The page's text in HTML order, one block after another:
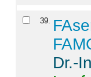
39.
Dr.-